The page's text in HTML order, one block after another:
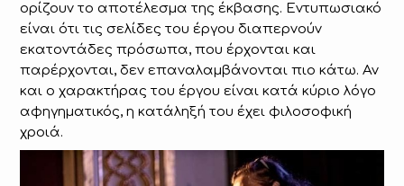
ορίζουν το αποτέλεσμα της έκβασης. Εντυπωσιακό
είναι ότι τις σελίδες του έργου διαπερνούν
εκατοντάδες πρόσωπα, που έρχονται και
παρέρχονται, δεν επαναλαμβάνονται πιο κάτω. Αν
και ο χαρακτήρας του έργου είναι κατά κύριο λόγο
αφηγηματικός, η κατάληξή του έχει φιλοσοφική
χροιά.